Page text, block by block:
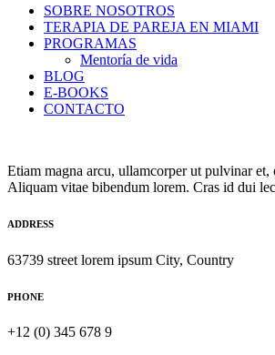
SOBRE NOSOTROS
TERAPIA DE PAREJA EN MIAMI
PROGRAMAS
Mentoría de vida
BLOG
E-BOOKS
CONTACTO
Etiam magna arcu, ullamcorper ut pulvinar et,
Aliquam vitae bibendum lorem. Cras id dui
ADDRESS
63739 street lorem ipsum City, Country
PHONE
+12 (0) 345 678 9